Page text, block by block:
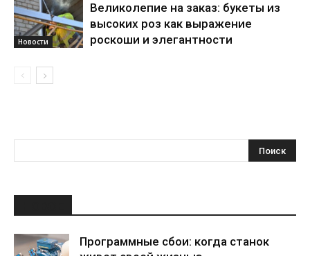
Новости
Великолепие на заказ: букеты из
высоких роз как выражение
роскоши и элегантности
Программные сбои: когда станок